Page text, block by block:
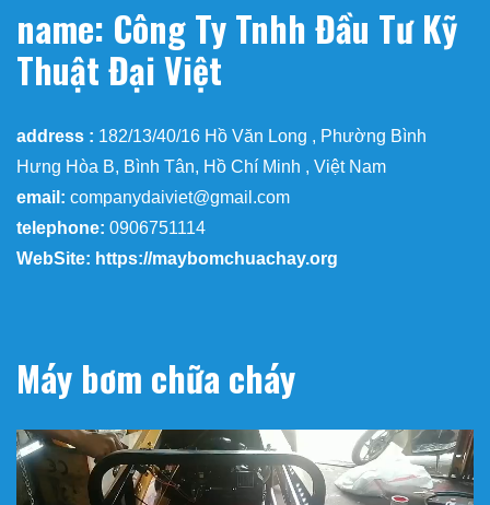
name: Công Ty Tnhh Đầu Tư Kỹ
Thuật Đại Việt
address : 182/13/40/16 Hồ Văn Long , Phường Bình
Hưng Hòa B, Bình Tân, Hồ Chí Minh , Việt Nam
email: companydaiviet@gmail.com
telephone: 0906751114
WebSite: https://maybomchuachay.org
Máy bơm chữa cháy
Trình
chơi